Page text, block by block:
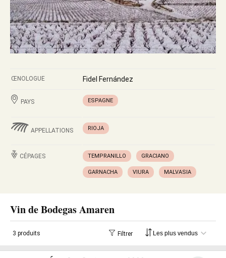
ŒNOLOGUE Fidel Fernández
PAYS ESPAGNE
APPELLATIONS RIOJA
CÉPAGES TEMPRANILLO GRACIANO
GARNACHA VIURA MALVASIA
Vin de Bodegas Amaren
3 produits Filtrer